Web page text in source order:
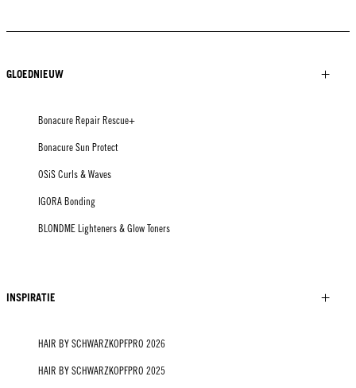
GLOEDNIEUW
Bonacure Repair Rescue+
Bonacure Sun Protect
OSiS Curls & Waves
IGORA Bonding
BLONDME Lighteners & Glow Toners
INSPIRATIE
HAIR BY SCHWARZKOPFPRO 2026
HAIR BY SCHWARZKOPFPRO 2025